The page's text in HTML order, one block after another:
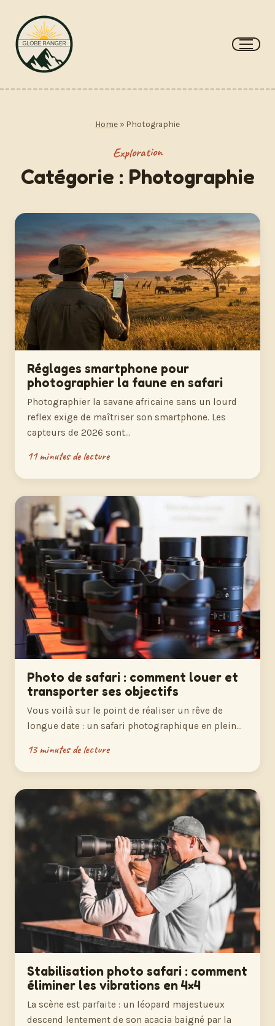
contenu
Home » Photographie
Exploration
Catégorie : Photographie
Réglages smartphone pour
photographier la faune en safari
Photographier la savane africaine sans un lourd
reflex exige de maîtriser son smartphone. Les
capteurs de 2026 sont…
11 minutes de lecture
Photo de safari : comment louer et
transporter ses objectifs
Vous voilà sur le point de réaliser un rêve de
longue date : un safari photographique en plein…
13 minutes de lecture
Stabilisation photo safari : comment
éliminer les vibrations en 4×4
La scène est parfaite : un léopard majestueux
descend lentement de son acacia baigné par la